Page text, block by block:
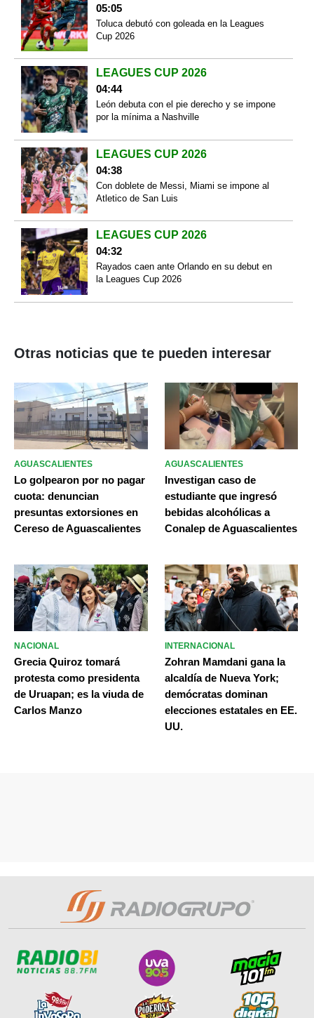
05:05
Toluca debutó con goleada en la Leagues
Cup 2026
LEAGUES CUP 2026
04:44
León debuta con el pie derecho y se impone
por la mínima a Nashville
LEAGUES CUP 2026
04:38
Con doblete de Messi, Miami se impone al
Atletico de San Luis
LEAGUES CUP 2026
04:32
Rayados caen ante Orlando en su debut en
la Leagues Cup 2026
Otras noticias que te pueden interesar
AGUASCALIENTES
Lo golpearon por no pagar
cuota: denuncian
presuntas extorsiones en
Cereso de Aguascalientes
AGUASCALIENTES
Investigan caso de
estudiante que ingresó
bebidas alcohólicas a
Conalep de Aguascalientes
NACIONAL
Grecia Quiroz tomará
protesta como presidenta
de Uruapan; es la viuda de
Carlos Manzo
INTERNACIONAL
Zohran Mamdani gana la
alcaldía de Nueva York;
demócratas dominan
elecciones estatales en EE.
UU.